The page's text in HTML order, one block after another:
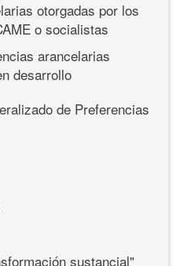
otorgadas por los
o socialistas
arancelarias
desarrollo
de Preferencias
sustancial"